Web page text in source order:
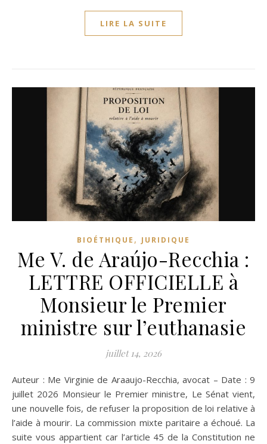
LIRE LA SUITE
BIOÉTHIQUE , JURIDIQUE
Me V. de Araújo-Recchia :
LETTRE OFFICIELLE à
Monsieur le Premier
ministre sur l’euthanasie
juillet 14, 2026
Auteur : Me Virginie de Araaujo-Recchia, avocat – Date : 9
juillet 2026 Monsieur le Premier ministre, Le Sénat vient,
une nouvelle fois, de refuser la proposition de loi relative à
l’aide à mourir. La commission mixte paritaire a échoué. La
suite vous appartient car l’article 45 de la Constitution ne